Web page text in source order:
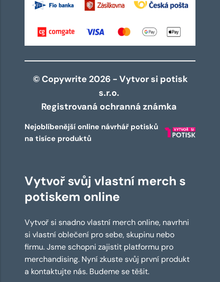
© Copywrite 2026 - Vytvor si potisk
s.r.o.
Registrovaná ochranná známka
Nejoblíbenější online návrhář potisků
na tisíce produktů
Vytvoř svůj vlastní merch s
potiskem online
Vytvoř si snadno vlastní merch online, navrhni
si vlastní oblečení pro sebe, skupinu nebo
firmu. Jsme schopni zajistit platformu pro
merchandising. Nyní zkuste svůj první produkt
a kontaktujte nás. Budeme se těšit.